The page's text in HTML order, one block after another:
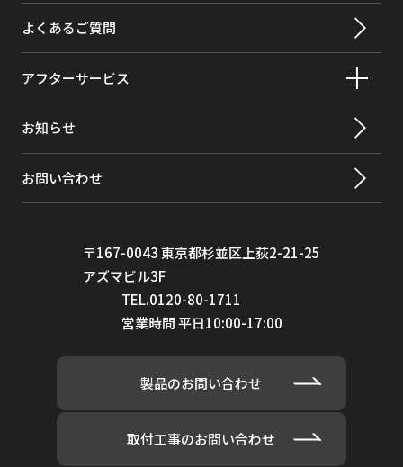
よくあるご質問
アフターサービス
お知らせ
お問い合わせ
〒167-0043 東京都杉並区上荻2-21-25
アズマビル3F
TEL.0120-80-1711
営業時間 平日10:00-17:00
製品のお問い合わせ
取付工事のお問い合わせ